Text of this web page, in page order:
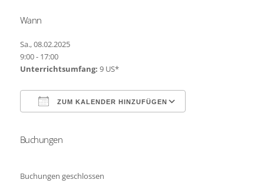
Wann
Sa., 08.02.2025
9:00 - 17:00
Unterrichtsumfang: 9 US*
ZUM KALENDER HINZUFÜGEN
ICS herunterladen
Buchungen
Buchungen geschlossen